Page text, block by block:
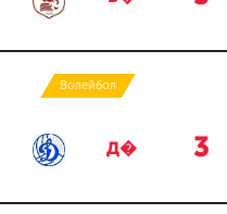
Волейбол
Д� 3